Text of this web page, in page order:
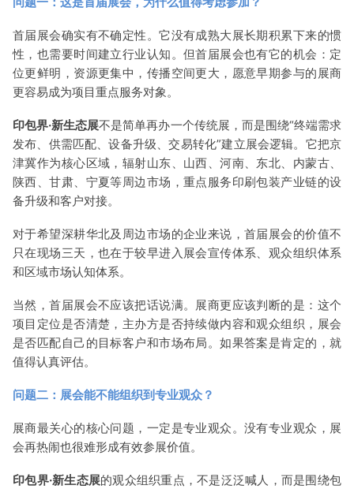
首届展会确实有不确定性。它没有成熟大展长期积累下来的惯
性，也需要时间建立行业认知。但首届展会也有它的机会：定
位更鲜明，资源更集中，传播空间更大，愿意早期参与的展商
更容易成为项目重点服务对象。
印包界·新生态展不是简单再办一个传统展，而是围绕“终端需求
发布、供需匹配、设备升级、交易转化”建立展会逻辑。它把京
津冀作为核心区域，辐射山东、山西、河南、东北、内蒙古、
陕西、甘肃、宁夏等周边市场，重点服务印刷包装产业链的设
备升级和客户对接。
对于希望深耕华北及周边市场的企业来说，首届展会的价值不
只在现场三天，也在于较早进入展会宣传体系、观众组织体系
和区域市场认知体系。
当然，首届展会不应该把话说满。展商更应该判断的是：这个
项目定位是否清楚，主办方是否持续做内容和观众组织，展会
是否匹配自己的目标客户和市场布局。如果答案是肯定的，就
值得认真评估。
问题二：展会能不能组织到专业观众？
展商最关心的核心问题，一定是专业观众。没有专业观众，展
会再热闹也很难形成有效参展价值。
印包界·新生态展的观众组织重点，不是泛泛喊人，而是围绕包